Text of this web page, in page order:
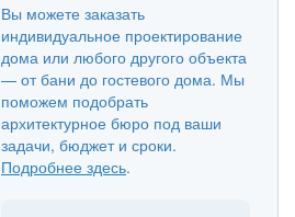
Вы можете заказать
индивидуальное проектирование
дома или любого другого объекта
— от бани до гостевого дома. Мы
поможем подобрать
архитектурное бюро под ваши
задачи, бюджет и сроки.
Подробнее здесь.